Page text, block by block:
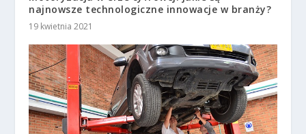
najnowsze technologiczne innowacje w branży?
19 kwietnia 2021